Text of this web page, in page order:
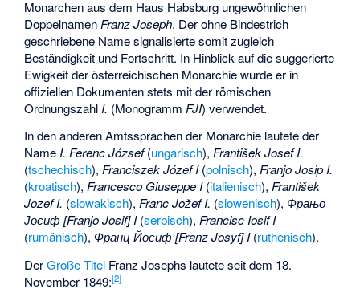
Monarchen aus dem Haus Habsburg ungewöhnlichen
Doppelnamen Franz Joseph. Der ohne Bindestrich
geschriebene Name signalisierte somit zugleich
Beständigkeit und Fortschritt. In Hinblick auf die suggerierte
Ewigkeit der österreichischen Monarchie wurde er in
offiziellen Dokumenten stets mit der römischen
Ordnungszahl I. (Monogramm FJI) verwendet.
In den anderen Amtssprachen der Monarchie lautete der
NameI. Ferenc József(ungarisch),František Josef I.
(tschechisch),Franciszek Józef I(polnisch),Franjo Josip I.
(kroatisch),Francesco Giuseppe I(italienisch),František
Jozef I. (slowakisch),Franc Jožef I. (slowenisch), Фрањо
Јосиф [Franjo Josif] I(serbisch),Francisc Iosif I
(rumänisch), Франц Йосиф [Franz Josyf] I(ruthenisch).
DerGroße Titel Franz Josephs lautete seit dem 18.
November 1849:[2]